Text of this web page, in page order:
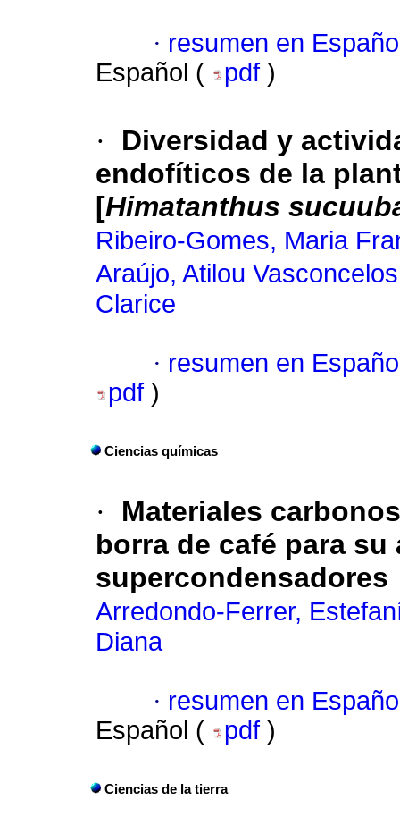
· resumen en
Español (
pdf )
·
Diversidad y
endofíticos de la
[Himatanthus
Ribeiro-Gomes, Maria
Araújo, Atilou Vasconcelos
Clarice
· resumen en
pdf )
Ciencias químicas
·
Materiales
borra de café para
supercondensadores
Arredondo-Ferrer,
Diana
· resumen en
Español (
pdf )
Ciencias de la tierra